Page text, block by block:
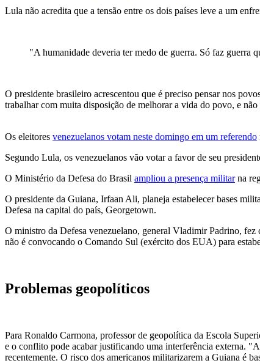
Lula não acredita que a tensão entre os dois países leve a um
"A humanidade deveria ter medo de guerra. Só faz guerra
O presidente brasileiro acrescentou que é preciso pensar nos
trabalhar com muita disposição de melhorar a vida do povo, e
Os eleitores venezuelanos votam neste domingo em um referendo
Segundo Lula, os venezuelanos vão votar a favor de seu
O Ministério da Defesa do Brasil ampliou a presença militarna
O presidente da Guiana, Irfaan Ali, planeja estabelecer bases
Defesa na capital do país, Georgetown.
O ministro da Defesa venezuelano, general Vladimir Padrino, fez
não é convocando o Comando Sul (exército dos EUA) para
Problemas geopolíticos
Para Ronaldo Carmona, professor de geopolítica da Escola
e o conflito pode acabar justificando uma interferência externa.
recentemente. O risco dos americanos militarizarem a Guiana é